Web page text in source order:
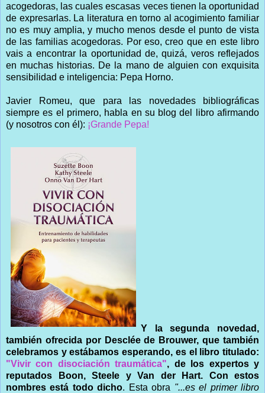
acogedoras, las cuales escasas veces tienen la oportunidad
de expresarlas. La literatura en torno al acogimiento familiar
no es muy amplia, y mucho menos desde el punto de vista
de las familias acogedoras. Por eso, creo que en este libro
vais a encontrar la oportunidad de, quizá, veros reflejados
en muchas historias. De la mano de alguien con exquisita
sensibilidad e inteligencia: Pepa Horno.
Javier Romeu, que para las novedades bibliográficas
siempre es el primero, habla en su blog del libro afirmando
(y nosotros con él): ¡Grande Pepa!
Y la segunda novedad,
también ofrecida por Desclée de Brouwer, que también
celebramos y estábamos esperando, es el libro titulado:
"Vivir con disociación traumática", de los expertos y
reputados Boon, Steele y Van der Hart. Con estos
nombres está todo dicho. Esta obra "...es el primer libro